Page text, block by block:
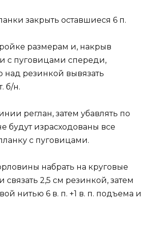
закрыть оставшиеся 6 п.
размерам и, накрыв
с пуговицами спереди,
над резинкой вывязать
б/н.
реглан, затем убавлять по
будут израсходованы все
с пуговицами.
набрать на круговые
2,5 см резинкой, затем
нитью 6 в. п. +1 в. п. подъема и